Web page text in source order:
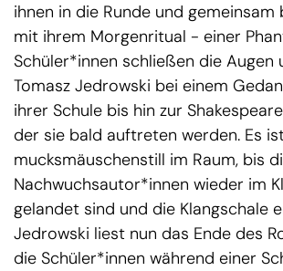
ihnen in die Runde und gemeinsam
mit ihrem Morgenritual - einer
Schüler*innen schließen die Augen
Tomasz Jedrowski bei einem
ihrer Schule bis hin zur
der sie bald auftreten werden. Es
mucksmäuschenstill im Raum, bis
Nachwuchsautor*innen wieder im
gelandet sind und die Klangschale
Jedrowski liest nun das Ende des
die Schüler*innen während einer